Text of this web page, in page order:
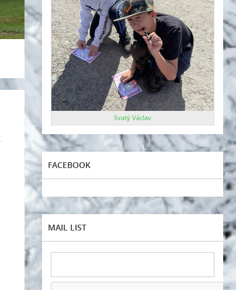
Svatý Václav
FACEBOOK
MAIL LIST